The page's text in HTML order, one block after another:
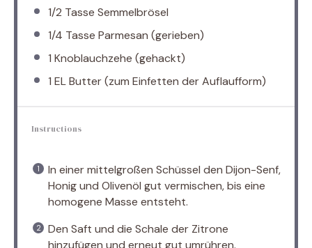
1/2 Tasse Semmelbrösel
1/4 Tasse Parmesan (gerieben)
1 Knoblauchzehe (gehackt)
1 EL Butter (zum Einfetten der Auflaufform)
Instructions
In einer mittelgroßen Schüssel den Dijon-Senf,
Honig und Olivenöl gut vermischen, bis eine
homogene Masse entsteht.
Den Saft und die Schale der Zitrone
hinzufügen und erneut gut umrühren.